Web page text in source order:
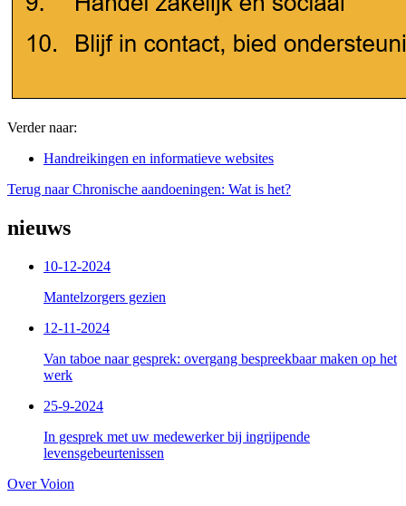
Verder naar:
Handreikingen en informatieve websites
Terug naar Chronische aandoeningen: Wat is het?
nieuws
10-12-2024
Mantelzorgers gezien
12-11-2024
Van taboe naar gesprek: overgang bespreekbaar maken op het
werk
25-9-2024
In gesprek met uw medewerker bij ingrijpende
levensgebeurtenissen
Over Voion